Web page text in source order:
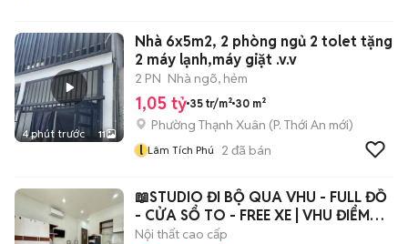
4 phút trước 11
Nhà 6x5m2, 2 phòng ngủ 2 tolet tặng
2 máy lạnh,máy giặt .v.v
2 PN Nhà ngõ, hẻm
1,05 tỷ 35 tr/m² 30 m²
Phường Thạnh Xuân (P. Thới An mới)
l Lâm Tích Phú 2 đã bán
📖STUDIO ĐI BỘ QUA VHU - FULL ĐỒ
- CỬA SỔ TO - FREE XE | VHU ĐIỂM
DANH
Nội thất cao cấp